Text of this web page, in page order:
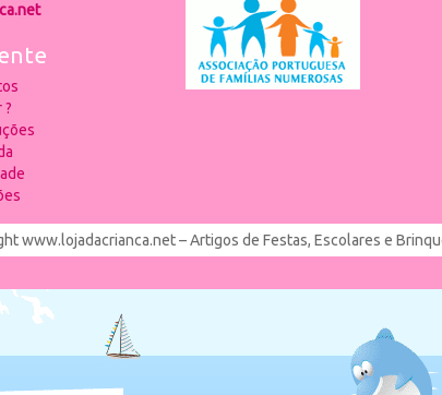
?
www.lojadacrianca.net – Artigos de Festas, Escolares e